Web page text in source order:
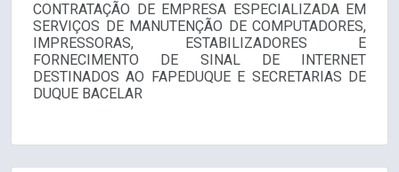
CONTRATAÇÃO DE EMPRESA ESPECIALIZADA EM
SERVIÇOS DE MANUTENÇÃO DE COMPUTADORES,
IMPRESSORAS, ESTABILIZADORES E
FORNECIMENTO DE SINAL DE INTERNET
DESTINADOS AO FAPEDUQUE E SECRETARIAS DE
DUQUE BACELAR